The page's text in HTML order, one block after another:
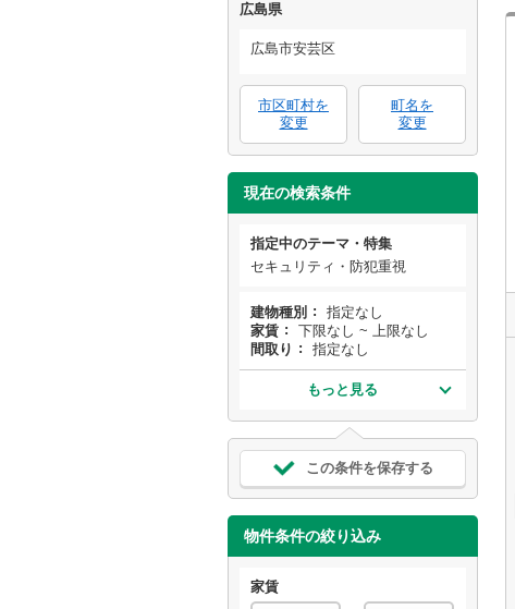
広島県
広島市安芸区
市区町村を
変更
町名を
変更
現在の検索条件
指定中のテーマ・特集
セキュリティ・防犯重視
建物種別
指定なし
家賃
下限なし ~ 上限なし
間取り
指定なし
もっと見る
この条件を保存する
物件条件の絞り込み
家賃